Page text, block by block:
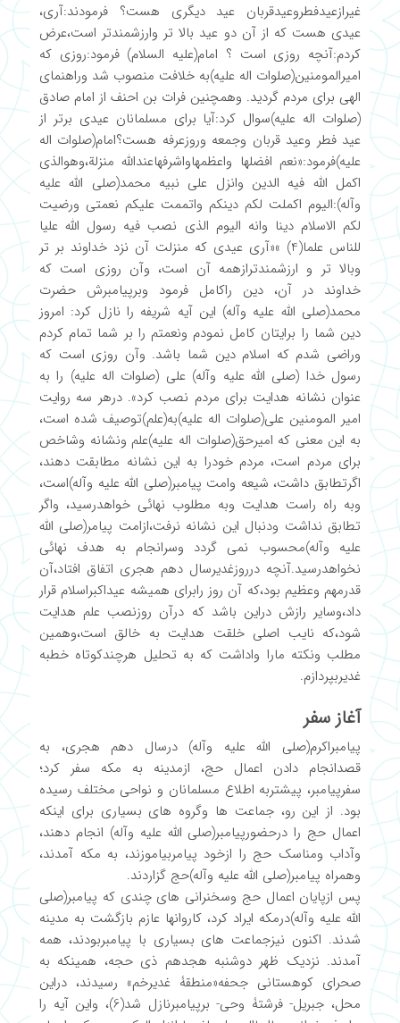
غیرازعیدفطروعیدقربان عید دیگری هست؟ فرمودند:آری،
عیدی هست که از آن دو عید بالا تر وارزشمندتر است،عرض
کردم:آنچه روزی است ؟ امام(علیه السلام) فرمود:روزی که
امیرالمومنین(صلوات اله علیه)به خلافت منصوب شد وراهنمای
الهی برای مردم گردید. وهمچنین فرات بن احنف از امام صادق
(صلوات اله علیه)سوال کرد:آیا برای مسلمانان عیدی برتر از
عید فطر وعید قربان وجمعه وروزعرفه هست؟امام(صلوات اله
علیه)فرمود:«نعم افضلها واعظمهاواشرفهاعندالله منزلة،وهوالذی
اکمل الله فیه الدین وانزل علی نبیه محمد(صلی الله علیه
وآله):الیوم اکملت لکم دینکم واتممت علیکم نعمتی ورضیت
لکم الاسلام دینا وانه الیوم الذی نصب فیه رسول الله علیا
للناس علما(4) »«آری عیدی که منزلت آن نزد خداوند بر تر
وبالا تر و ارزشمندترازهمه آن است، وآن روزی است که
خداوند در آن، دین راکامل فرمود وبرپیامبرش حضرت
محمد(صلی الله علیه وآله) این آیه شریفه را نازل کرد: امروز
دین شما را برایتان کامل نمودم ونعمتم را بر شما تمام کردم
وراضی شدم که اسلام دین شما باشد. وآن روزی است که
رسول خدا (صلی الله علیه وآله) علی (صلوات اله علیه) را به
عنوان نشانه هدایت برای مردم نصب کرد». درهر سه روایت
امیر المومنین علی(صلوات اله علیه)به(علم)توصیف شده است،
به این معنی که امیرحق(صلوات اله علیه)علم ونشانه وشاخص
برای مردم است، مردم خودرا به این نشانه مطابقت دهند،
اگرتطابق داشت، شیعه وامت پیامبر(صلی الله علیه وآله)است،
وبه راه راست هدایت وبه مطلوب نهائی خواهدرسید، واگر
تطابق نداشت ودنبال این نشانه نرفت،ازامت پیامر(صلی الله
علیه وآله)محسوب نمی گردد وسرانجام به هدف نهائی
نخواهدرسید.آنچه درروزغدیرسال دهم هجری اتفاق افتاد،آن
قدرمهم وعظیم بود،که آن روز رابرای همیشه عیداکبراسلام قرار
داد،وسایر رازش دراین باشد که درآن روزنصب علم هدایت
شود،که نایب اصلی خلقت هدایت به خالق است،وهمین
مطلب ونکته مارا واداشت که به تحلیل هرچندکوتاه خطبه
غدیربپردازم.
آغاز سفر
پیامبراکرم(صلی الله علیه وآله) درسال دهم هجری، به
قصدانجام دادن اعمال حج، ازمدینه به مکه سفر کرد؛
سفرپیامبر، پیشتربه اطلاع مسلمانان و نواحی مختلف رسیده
بود. از این رو، جماعت ها وگروه های بسیاری برای اینکه
اعمال حج را درحضورپیامبر(صلی الله علیه وآله) انجام دهند،
وآداب ومناسک حج را ازخود پیامربیاموزند، به مکه آمدند،
وهمراه پیامبر(صلی الله علیه وآله)حج گزاردند.
پس ازپایان اعمال حج وسخنرانی های چندی که پیامبر(صلی
الله علیه وآله)درمکه ایراد کرد، کاروانها عازم بازگشت به مدینه
شدند. اکنون نیزجماعت های بسیاری با پیامبربودند، همه
آمدند. نزدیک ظهر دوشنبه هجدهم ذی حجه، همینکه به
صحرای کوهستانی جحفه«منطقۀ غدیرخم» رسیدند، دراین
محل، جبریل- فرشتۀ وحی- برپیامبرنازل شد(6)، واین آیه را